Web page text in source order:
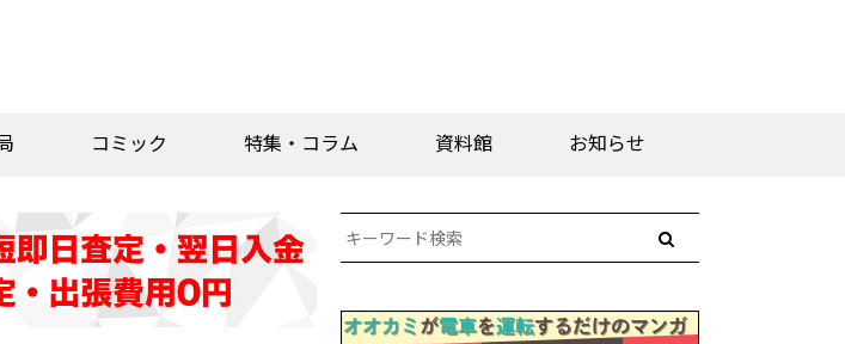
コミック 特集・コラム 資料館 お知らせ